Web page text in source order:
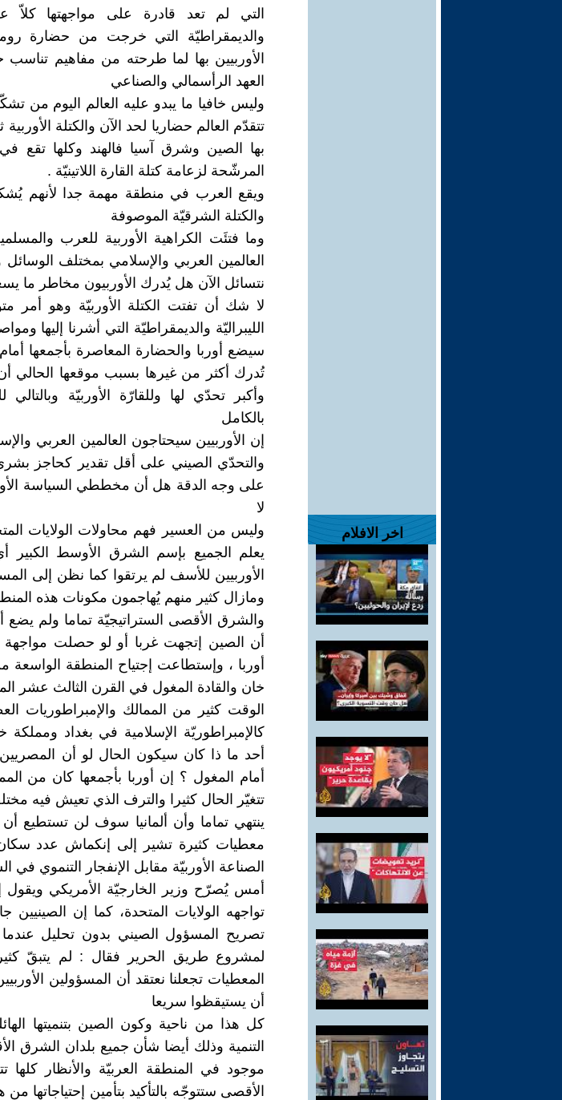
اخر الافلام
التي لم تعد قادرة على مواجهتها كلاّ
والديمقراطيّة التي خرجت من حضارة
الأوربيين بها لما طرحته من مفاهيم تناسب
العهد الرأسمالي والصناعي
وليس خافيا ما يبدو عليه العالم اليوم من
تتقدّم العالم حضاريا لحد الآن والكتلة
بها الصين وشرق آسيا فالهند وكلها تقع
المرشّحة لزعامة كتلة القارة اللاتينيّة .
ويقع العرب في منطقة مهمة جدا لأنهم
والكتلة الشرقيّة الموصوفة
وما فتئَت الكراهية الأوربية للعرب
العالمين العربي والإسلامي بمختلف الوسائل
نتسائل الآن هل يُدرك الأوربيون مخاطر ما
لا شك أن تفتت الكتلة الأوربيّة وهو أمر
الليبراليّة والديمقراطيّة التي أشرنا إليها
سيضع أوربا والحضارة المعاصرة بأجمعها
تُدرك أكثر من غيرها بسبب موقعها الحالي
وأكبر تحدّي لها وللقارّة الأوربيّة
بالكامل
إن الأوربيين سيحتاجون العالمين العربي
والتحدّي الصيني على أقل تقدير كحاجز
على وجه الدقة هل أن مخططي السياسة
لا
وليس من العسير فهم محاولات الولايات
يعلم الجميع بإسم الشرق الأوسط
الأوربيين للأسف لم يرتقوا كما نظن إلى
ومازال كثير منهم يُهاجمون مكونات هذه
والشرق الأقصى الستراتيجيّة تماما ولم
أن الصين إتجهت غربا أو لو حصلت مواجهة
أوربا ، وإستطاعت إجتياح المنطقة الواسعة
خان والقادة المغول في القرن الثالث عشر
الوقت كثير من الممالك والإمبراطوريات
كالإمبراطوريّة الإسلامية في بغداد
أحد ما ذا كان سيكون الحال لو أن
أمام المغول ؟ إن أوربا بأجمعها كان من
تتغيّر الحال كثيرا والترف الذي تعيش فيه
ينتهي تماما وأن ألمانيا سوف لن تستطيع
معطيات كثيرة تشير إلى إنكماش عدد
الصناعة الأوربيّة مقابل الإنفجار التنموي
أمس يُصرّح وزير الخارجيّة الأمريكي ويقول
تواجهه الولايات المتحدة، كما إن
تصريح المسؤول الصيني بدون تحليل
لمشروع طريق الحرير فقال : لم يتبقّ
المعطيات تجعلنا نعتقد أن المسؤولين
أن يستيقظوا سريعا
كل هذا من ناحية وكون الصين بتنميتها
التنمية وذلك أيضا شأن جميع بلدان الشرق
موجود في المنطقة العربيّة والأنظار كلها
الأقصى ستتوجّه بالتأكيد بتأمين إحتياجاتها